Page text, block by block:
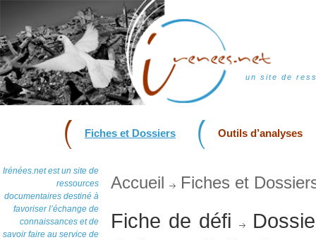
un site de
Fiches et Dossiers Outils d’analyses
Irénées.net est un site de
ressources
documentaires destiné à
favoriser l’échange de
connaissances et de
savoir faire au service de
Accueil Fiches et
Fiche de défi